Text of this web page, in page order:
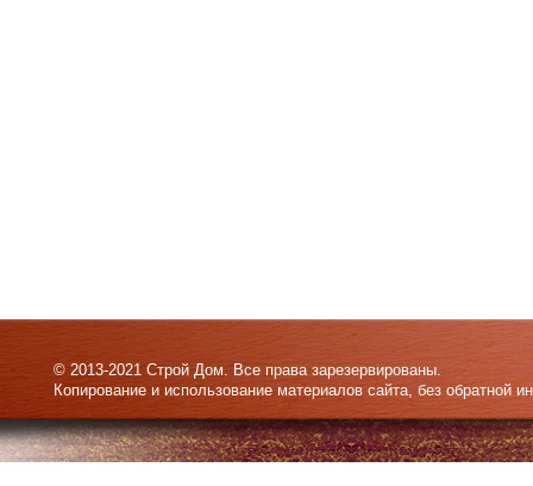
© 2013-2021 Строй Дом. Все права зарезервированы.
Копирование и использование материалов сайта, без обратной